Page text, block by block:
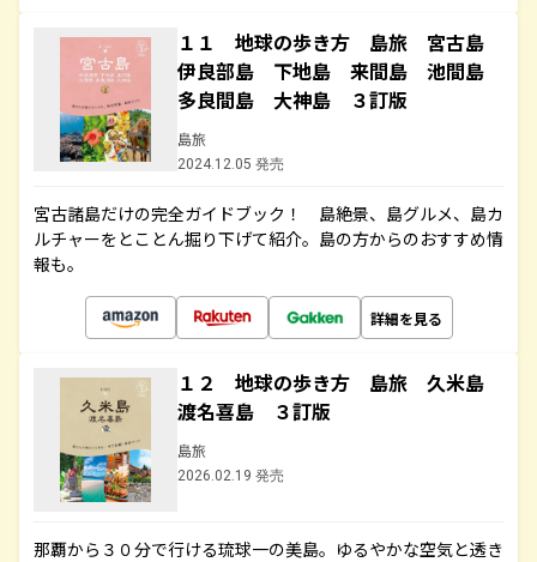
１１ 地球の歩き方 島旅 宮古島
伊良部島 下地島 来間島 池間島
多良間島 大神島 ３訂版
島旅
2024.12.05 発売
宮古諸島だけの完全ガイドブック！ 島絶景、島グルメ、島カ
ルチャーをとことん掘り下げて紹介。島の方からのおすすめ情
報も。
詳細を見る
１２ 地球の歩き方 島旅 久米島
渡名喜島 ３訂版
島旅
2026.02.19 発売
那覇から３０分で行ける琉球一の美島。ゆるやかな空気と透き